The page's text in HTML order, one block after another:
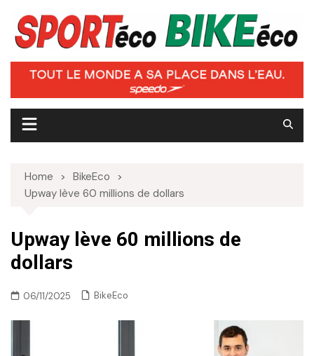
content
Home
BikeEco
Upway lève 60 millions de dollars
Upway lève 60 millions de
dollars
06/11/2025 BikeEco